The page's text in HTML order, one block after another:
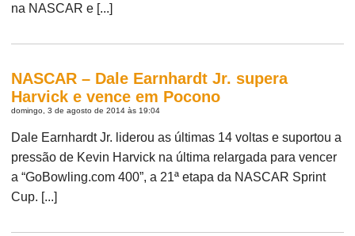
na NASCAR e [...]
NASCAR – Dale Earnhardt Jr. supera
Harvick e vence em Pocono
domingo, 3 de agosto de 2014 às 19:04
Dale Earnhardt Jr. liderou as últimas 14 voltas e suportou a
pressão de Kevin Harvick na última relargada para vencer
a “GoBowling.com 400”, a 21ª etapa da NASCAR Sprint
Cup. [...]